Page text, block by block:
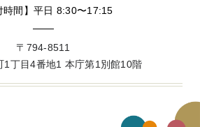
時間】平日 8:30〜17:15
〒794-8511
1丁目4番地1 本庁第1別館10階